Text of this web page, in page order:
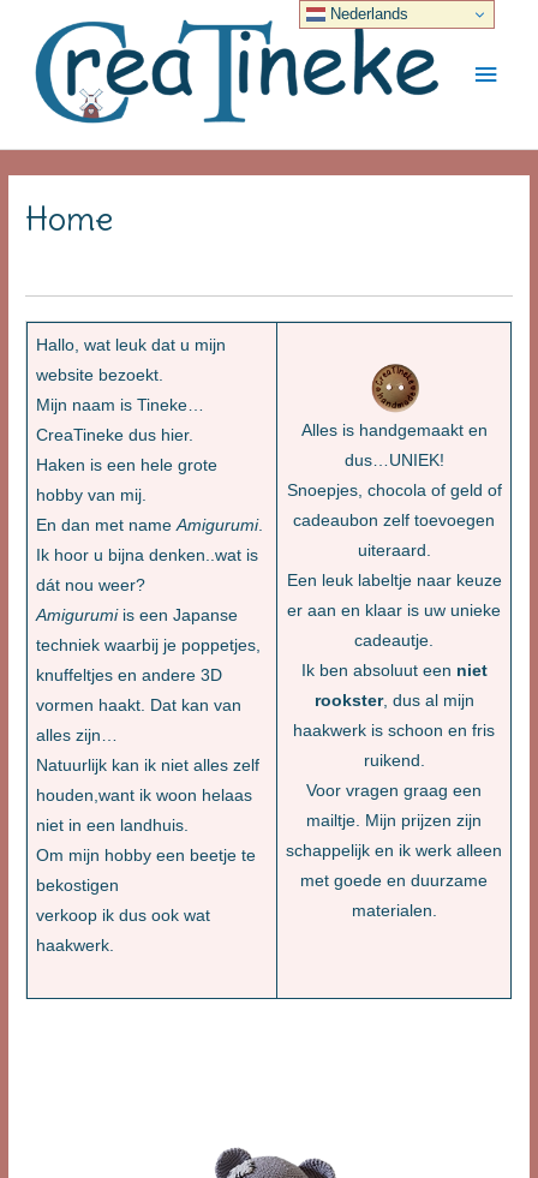
inhoud
Home
Hallo, wat leuk dat u mijn
website bezoekt.
Mijn naam is Tineke…
CreaTineke dus hier.
Haken is een hele grote
hobby van mij.
En dan met nameAmigurumi.
Ik hoor u bijna denken..wat is
dát nou weer?
Amigurumiis een Japanse
techniek waarbij je poppetjes,
knuffeltjes en andere 3D
vormen haakt. Dat kan van
alles zijn…
Natuurlijk kan ik niet alles zelf
houden,want ik woon helaas
niet in een landhuis.
Om mijn hobby een beetje te
bekostigen
verkoop ik dus ook wat
haakwerk.
Alles is handgemaakt en
dus…UNIEK!
Snoepjes, chocola of geld of
cadeaubon zelf toevoegen
uiteraard.
Een leuk labeltje naar keuze
er aan en klaar is uw unieke
cadeautje.
Ik ben absoluut een niet
rookster, dus al mijn
haakwerk is schoon en fris
ruikend.
Voor vragen graag een
mailtje. Mijn prijzen zijn
schappelijk en ik werk alleen
met goede en duurzame
materialen.
Nederlands